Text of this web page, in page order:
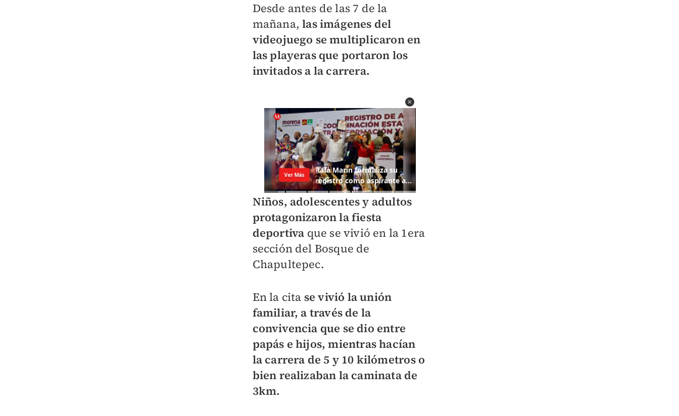
Desde antes de las 7 de la
mañana, las imágenes del
videojuego se multiplicaron en
las playeras que portaron los
invitados a la carrera.
Niños, adolescentes y adultos
protagonizaron la fiesta
deportiva que se vivió en la 1era
sección del Bosque de
Chapultepec.
En la cita se vivió la unión
familiar, a través de la
convivencia que se dio entre
papás e hijos, mientras hacían
la carrera de 5 y 10 kilómetros o
bien realizaban la caminata de
3km.